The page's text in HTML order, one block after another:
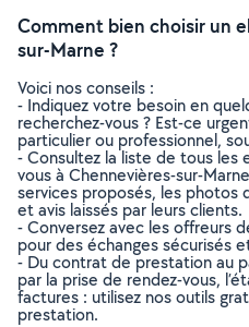
Comment bien choisir un
sur-Marne ?
Voici nos conseils :
- Indiquez votre besoin en
recherchez-vous ? Est-ce
particulier ou professionnel,
- Consultez la liste de tous les
vous à Chennevières-sur-
services proposés, les photos
et avis laissés par leurs clients.
- Conversez avec les offreurs
pour des échanges sécurisés
- Du contrat de prestation au
par la prise de rendez-vous,
factures : utilisez nos outils
prestation.